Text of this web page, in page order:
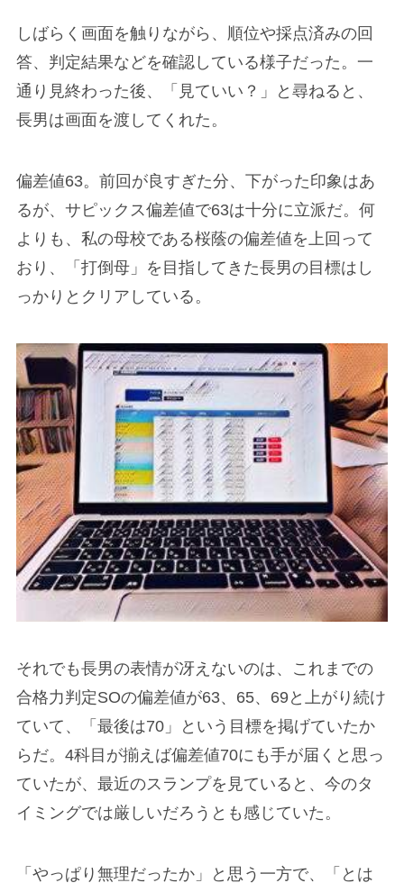
しばらく画面を触りながら、順位や採点済みの回
答、判定結果などを確認している様子だった。一
通り見終わった後、「見ていい？」と尋ねると、
長男は画面を渡してくれた。
偏差値63。前回が良すぎた分、下がった印象はあ
るが、サピックス偏差値で63は十分に立派だ。何
よりも、私の母校である桜蔭の偏差値を上回って
おり、「打倒母」を目指してきた長男の目標はし
っかりとクリアしている。
それでも長男の表情が冴えないのは、これまでの
合格力判定SOの偏差値が63、65、69と上がり続け
ていて、「最後は70」という目標を掲げていたか
らだ。4科目が揃えば偏差値70にも手が届くと思っ
ていたが、最近のスランプを見ていると、今のタ
イミングでは厳しいだろうとも感じていた。
「やっぱり無理だったか」と思う一方で、「とは